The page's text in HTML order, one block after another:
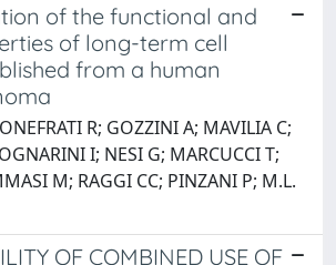
of the functional and
of long-term cell
from a human
R; GOZZINI A; MAVILIA C;
I; NESI G; MARCUCCI T;
M; RAGGI CC; PINZANI P; M.L.
OF COMBINED USE OF